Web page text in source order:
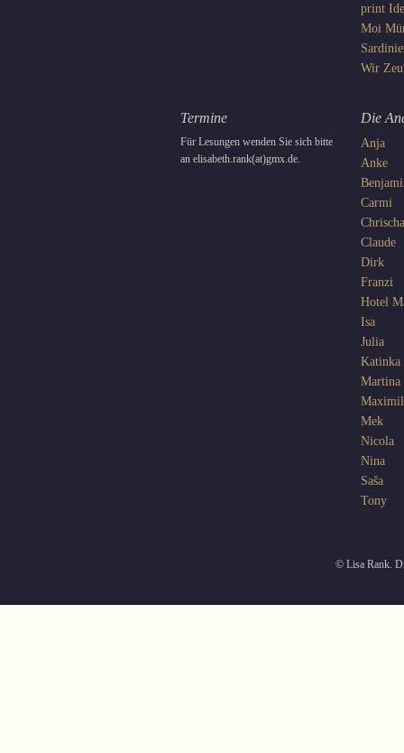
print
Moi
Wir
Termine
Für Lesungen wenden Sie sich bitte
an elisabeth.rank(at)gmx.de.
Die
Anja
Anke
Carmi
Chrischa
Claude
Dirk
Franzi
Hotel
Isa
Julia
Katinka
Martina
Mek
Nicola
Nina
Saša
Tony
© Lisa Rank.